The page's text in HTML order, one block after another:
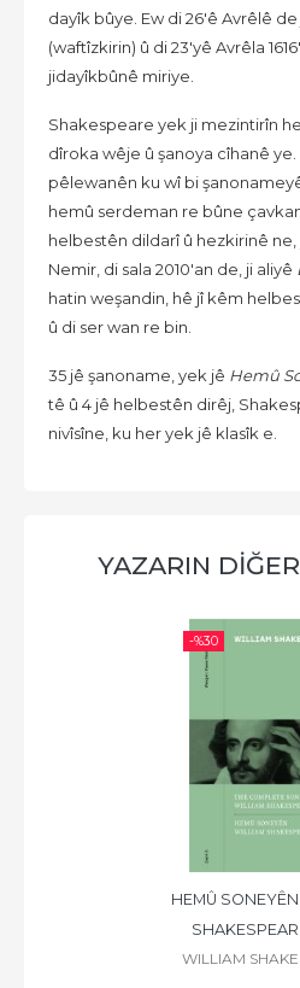
dayîk bûye. Ew di 26'ê Avrêlê
(waftîzkirin) û di 23'yê Avrêla
jidayîkbûnê miriye.
Shakespeare yek ji mezintirîn
dîroka wêje û şanoya cîhanê
pêlewanên ku wî bi
hemû serdeman re bûne
helbestên dildarî û hezkirinê
Nemir, di sala 2010'an de, ji aliyê
hatin weşandin, hê jî kêm
û di ser wan re bin.
35 jê şanoname, yek jê Hemû
tê û 4 jê helbestên dirêj,
nivîsîne, ku her yek jê klasîk e.
YAZARIN
-%30
HEMÛ
COMLETE
WILLIAM